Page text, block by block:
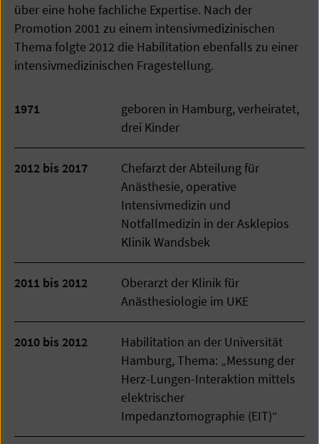
über eine hohe fachliche Expertise. Nach der
Promotion 2001 zu einem intensivmedizinischen
Thema folgte 2012 die Habilitation ebenfalls zu einer
intensivmedizinischen Fragestellung.
1971
geboren in Hamburg, verheiratet,
drei Kinder
2012 bis 2017
Chefarzt der Abteilung für
Anästhesie, operative
Intensivmedizin und
Notfallmedizin in der Asklepios
Klinik Wandsbek
2011 bis 2012
Oberarzt der Klinik für
Anästhesiologie im UKE
2010 bis 2012
Habilitation an der Universität
Hamburg, Thema: „Messung der
Herz-Lungen-Interaktion mittels
elektrischer
Impedanztomographie (EIT)“